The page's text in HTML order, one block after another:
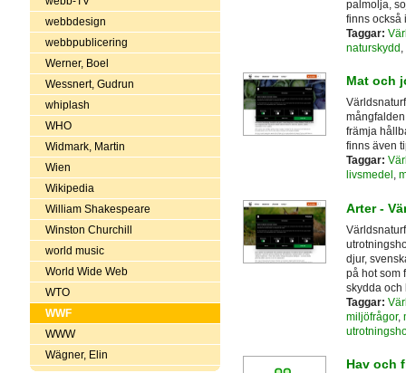
webbdesign
webbpublicering
Werner, Boel
Wessnert, Gudrun
whiplash
WHO
Widmark, Martin
Wien
Wikipedia
William Shakespeare
Winston Churchill
world music
World Wide Web
WTO
WWF
WWW
Wägner, Elin
palmolja,
finns också
Taggar:
naturskydd ,
Mat och
främja
finns även
Taggar:
livsmedel ,
Arter -
djur,
på hot som
skydda och
Taggar:
miljöfrågor,
Hav och